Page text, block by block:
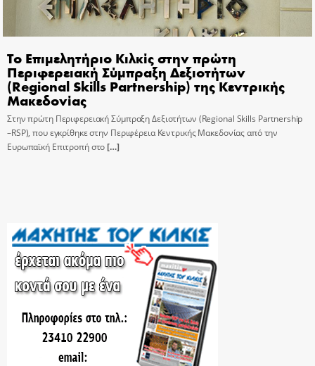
Το Επιμελητήριο Κιλκίς στην πρώτη
Περιφερειακή Σύμπραξη Δεξιοτήτων
(Regional Skills Partnership) της Κεντρικής
Μακεδονίας
Στην πρώτη Περιφερειακή Σύμπραξη Δεξιοτήτων (Regional Skills Partnership
–RSP), που εγκρίθηκε στην Περιφέρεια Κεντρικής Μακεδονίας από την
Ευρωπαϊκή Επιτροπή στο[…]